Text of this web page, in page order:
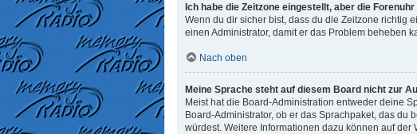
Ich habe die Zeitzone eingestellt, aber die
Wenn du dir sicher bist, dass du die Zeitzone richtig
einen Administrator, damit er das Problem beheben
Nach oben
Meine Sprache steht auf diesem Board nicht zur
Meist hat die Board-Administration entweder deine
Board-Administrator, ob er das Sprachpaket, das du
würdest. Weitere Informationen dazu können auf der